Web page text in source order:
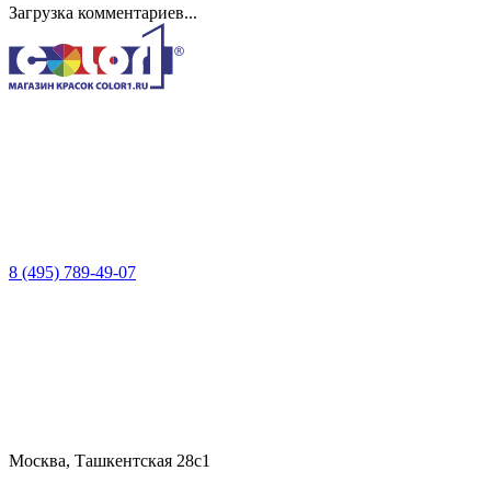
Загрузка комментариев...
8 (495) 789-49-07
Москва, Ташкентская 28с1